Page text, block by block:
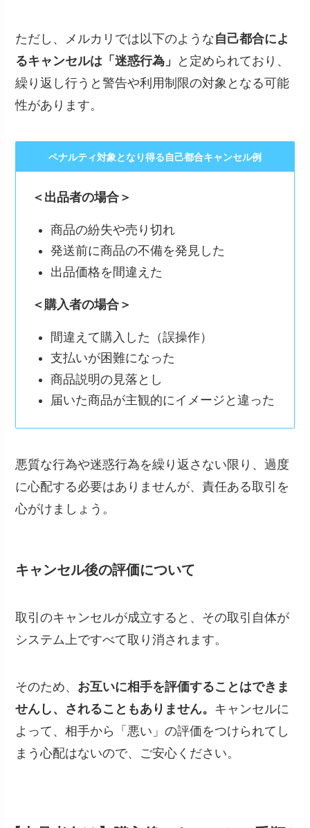
ただし、メルカリでは以下のような自己都合によ
るキャンセルは「迷惑行為」
と定められており、
繰り返し行うと警告や利用制限の対象となる可能
性があります。
ペナルティ対象となり得る自己都合キャンセル例
＜出品者の場合＞
商品の紛失や売り切れ
発送前に商品の不備を発見した
出品価格を間違えた
＜購入者の場合＞
間違えて購入した（誤操作）
支払いが困難になった
商品説明の見落とし
届いた商品が主観的にイメージと違った
悪質な行為や迷惑行為を繰り返さない限り、過度
に心配する必要はありませんが、責任ある取引を
心がけましょう。
キャンセル後の評価について
取引のキャンセルが成立すると、その取引自体が
システム上ですべて取り消されます。
そのため、 お互いに相手を評価することはできま
せんし、されることもありません。 キャンセルに
よって、相手から「悪い」の評価をつけられてし
まう心配はないので、ご安心ください。